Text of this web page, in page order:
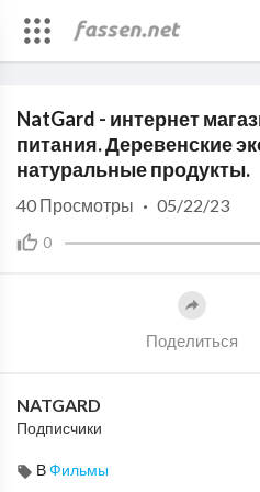
Download File: https://www.youtube.com/
NatGard - интернет
питания. Деревенские
натуральные продукты.
0
40 Просмотры · 05/22/23
Поделиться
NATGARD
Подписчики
ВФильмы